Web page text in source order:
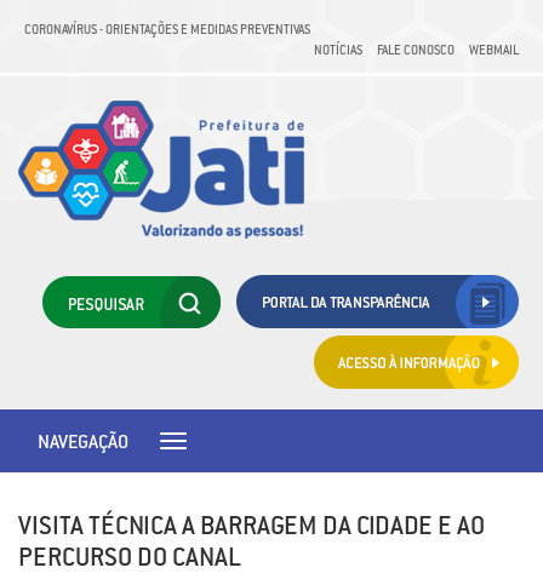
CORONAVÍRUS - ORIENTAÇÕES E MEDIDAS PREVENTIVAS
NOTÍCIAS
FALE CONOSCO WEBMAIL
Toggle
NAVEGAÇÃO
VISITA TÉCNICA A BARRAGEM DA CIDADE E AO
PERCURSO DO CANAL